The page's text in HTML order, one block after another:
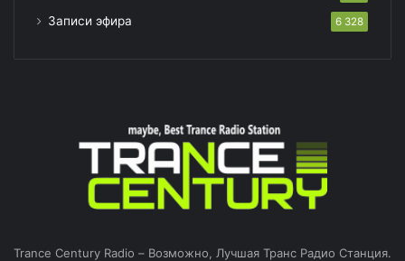
Записи эфира 6 328
Trance Century Radio – Возможно, Лучшая Транс Радио Станция.